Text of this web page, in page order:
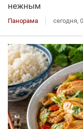
нежным
Панорама сегодня,